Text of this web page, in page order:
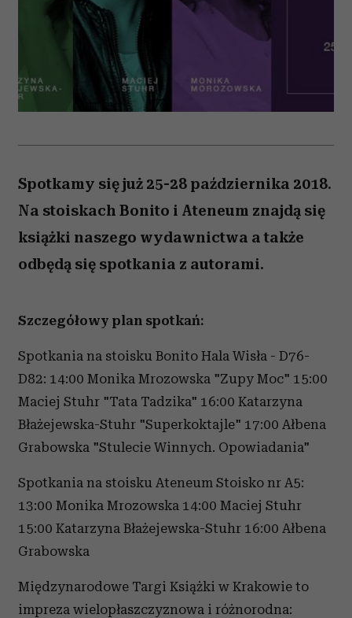
Spotkamy się już 25-28 października 2018.
Na stoiskach Bonito i Ateneum znajdą się
książki naszego wydawnictwa a także
odbędą się spotkania z autorami.
Szczegółowy plan spotkań:
Spotkania na stoisku Bonito Hala Wisła - D76-
D82: 14:00 Monika Mrozowska "Zupy Moc" 15:00
Maciej Stuhr "Tata Tadzika" 16:00 Katarzyna
Błażejewska-Stuhr "Superkoktajle" 17:00 Ałbena
Grabowska "Stulecie Winnych. Opowiadania"
Spotkania na stoisku Ateneum Stoisko nr A5:
13:00 Monika Mrozowska 14:00 Maciej Stuhr
15:00 Katarzyna Błażejewska-Stuhr 16:00 Ałbena
Grabowska
Międzynarodowe Targi Książki w Krakowie to
impreza wielopłaszczyznowa i różnorodna: